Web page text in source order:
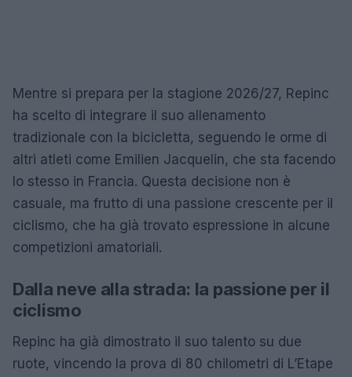
Mentre si prepara per la stagione 2026/27, Repinc
ha scelto di integrare il suo allenamento
tradizionale con la bicicletta, seguendo le orme di
altri atleti come Emilien Jacquelin, che sta facendo
lo stesso in Francia. Questa decisione non è
casuale, ma frutto di una passione crescente per il
ciclismo, che ha già trovato espressione in alcune
competizioni amatoriali.
Dalla neve alla strada: la passione per il
ciclismo
Repinc ha già dimostrato il suo talento su due
ruote, vincendo la prova di 80 chilometri di L’Etape